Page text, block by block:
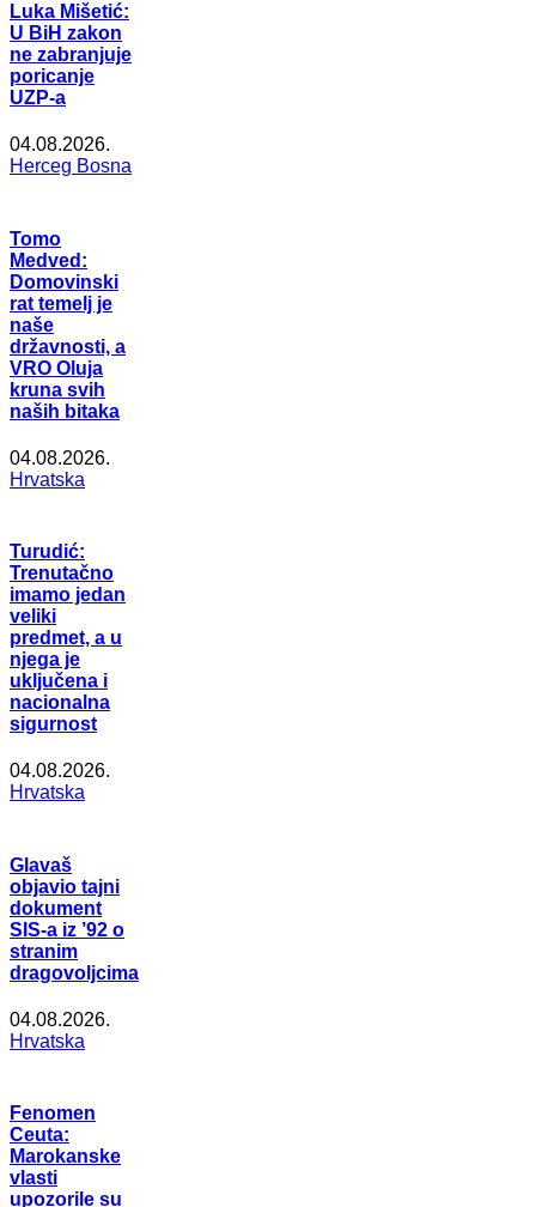
Luka Mišetić:
U BiH zakon
ne zabranjuje
poricanje
UZP-a
04.08.2026.
Herceg Bosna
Tomo
Medved:
Domovinski
rat temelj je
naše
državnosti, a
VRO Oluja
kruna svih
naših bitaka
04.08.2026.
Hrvatska
Turudić:
Trenutačno
imamo jedan
veliki
predmet, a u
njega je
uključena i
nacionalna
sigurnost
04.08.2026.
Hrvatska
Glavaš
objavio tajni
dokument
SIS-a iz ’92 o
stranim
dragovoljcima
04.08.2026.
Hrvatska
Fenomen
Ceuta:
Marokanske
vlasti
upozorile su